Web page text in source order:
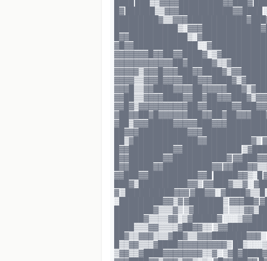
████ ███▒▒▓▓▓▓█████████▓▓███▓
█▓ ██████▒▒▓▓▓███████████▓▓████
██▒▓█████████████▓▓█████████▓▒
█▓▓█████████▓▓████████████
█▓▓███████▓▓███████████▓
█▓▓█████▓▓██████████▓▓
▓▓███▓▓██████████▓▓█ █████▓▓▒░█
███▓▒██████████▓▓▒ ▓▓███▓▒▒▓░
▓ ▒██████████▓▓▓ ▓██▓▓░
░█████████▓▓▒▓ ▓███████▒ ▓▓▓██▓
████████▓▒▒▒▓▒ ▒▓██████▒
██████▓▒▒▒▒▓▓░▒▓█████▓
████▒▒▒▓▓▒▒▒▒▓██▓▓▒▒
█▒▒▓▓▒▒▒▓████▓▓▓▓▓▓▓▓▓▓▒
▒▓▓▒▒▓████▓▓▓▓▓▓▓▓▒▒▓░